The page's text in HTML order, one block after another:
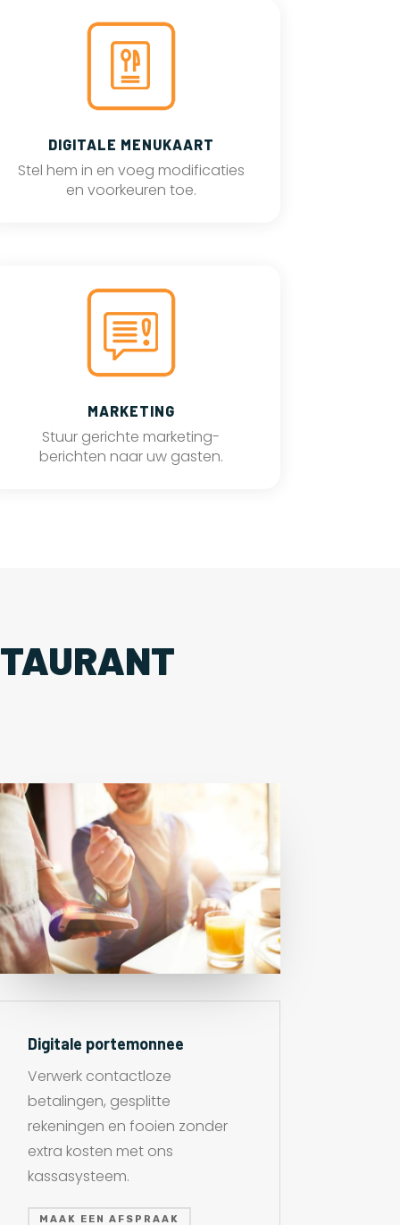
DIGITALE MENUKAART
Stel hem in en voeg modificaties
en voorkeuren toe.
MARKETING
Stuur gerichte marketing-
berichten naar uw gasten.
Digitale portemonnee
Verwerk contactloze
betalingen, gesplitte
rekeningen en fooien zonder
extra kosten met ons
kassasysteem.
MAAK EEN AFSPRAAK